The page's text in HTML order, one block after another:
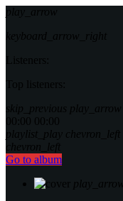
play_arrow
keyboard_arrow_right
Listeners:
Top listeners:
skip_previous play_arrow
00:00 00:00
playlist_play chevron_left
chevron_left
Go to album
play_arrow